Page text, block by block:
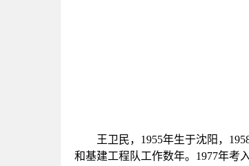
王卫民，1955年生于沈阳，1958
和基建工程队工作数年。1977年考